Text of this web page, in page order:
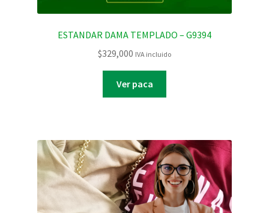
ESTANDAR DAMA TEMPLADO – G9394
$329,000 IVA incluido
Ver paca